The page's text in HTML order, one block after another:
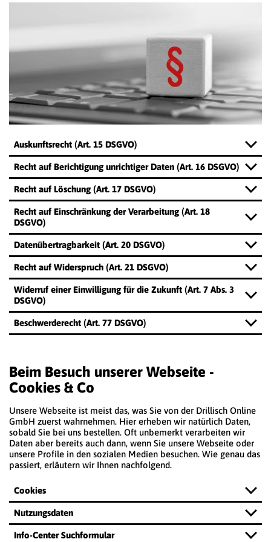
Auskunftsrecht (Art. 15 DSGVO)
Recht auf Berichtigung unrichtiger Daten (Art. 16 DSGVO)
Recht auf Löschung (Art. 17 DSGVO)
Recht auf Einschränkung der Verarbeitung (Art. 18
DSGVO)
Datenübertragbarkeit (Art. 20 DSGVO)
Recht auf Widerspruch (Art. 21 DSGVO)
Widerruf einer Einwilligung für die Zukunft (Art. 7 Abs. 3
DSGVO)
Beschwerderecht (Art. 77 DSGVO)
Beim Besuch unserer Webseite -
Cookies & Co
Unsere Webseite ist meist das, was Sie von der Drillisch Online
GmbH zuerst wahrnehmen. Hier erheben wir natürlich Daten,
sobald Sie bei uns bestellen. Oft unbemerkt verarbeiten wir
Daten aber bereits auch dann, wenn Sie unsere Webseite oder
unsere Profile in den sozialen Medien besuchen. Wie genau das
passiert, erläutern wir Ihnen nachfolgend.
Cookies
Nutzungsdaten
Info-Center Suchformular